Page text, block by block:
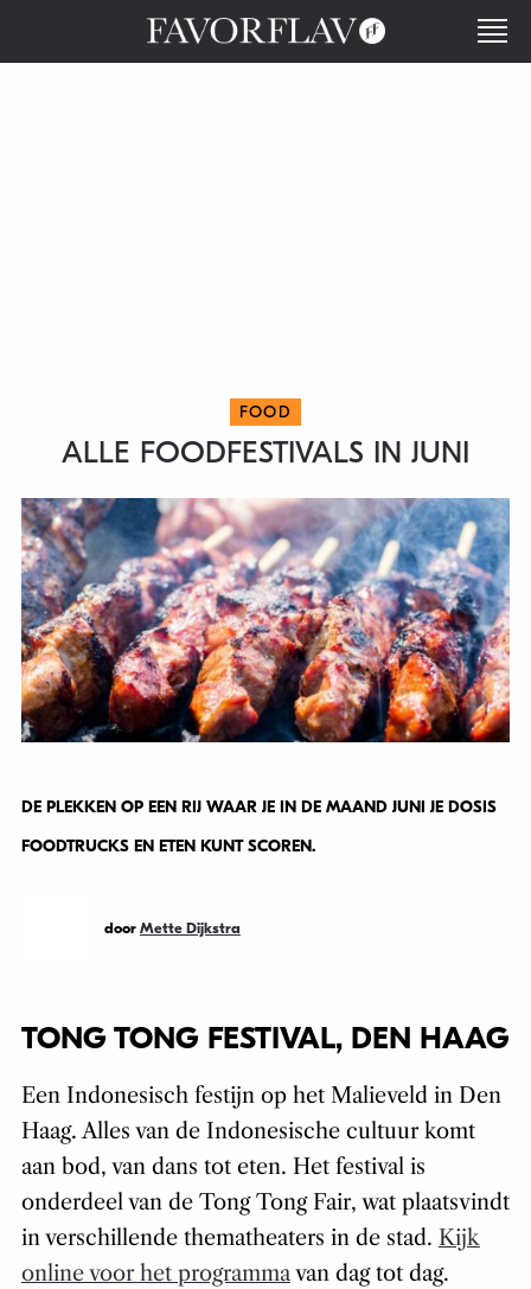
FOOD
ALLE FOODFESTIVALS IN JUNI
DE PLEKKEN OP EEN RIJ WAAR JE IN DE MAAND JUNI JE DOSIS
FOODTRUCKS EN ETEN KUNT SCOREN.
door Mette Dijkstra
TONG TONG FESTIVAL, DEN HAAG
Een Indonesisch festijn op het Malieveld in Den
Haag. Alles van de Indonesische cultuur komt
aan bod, van dans tot eten. Het festival is
onderdeel van de Tong Tong Fair, wat plaatsvindt
in verschillende thematheaters in de stad. Kijk
online voor het programmavan dag tot dag.